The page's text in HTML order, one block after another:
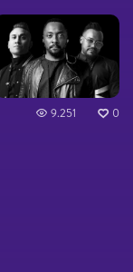
9.251 0